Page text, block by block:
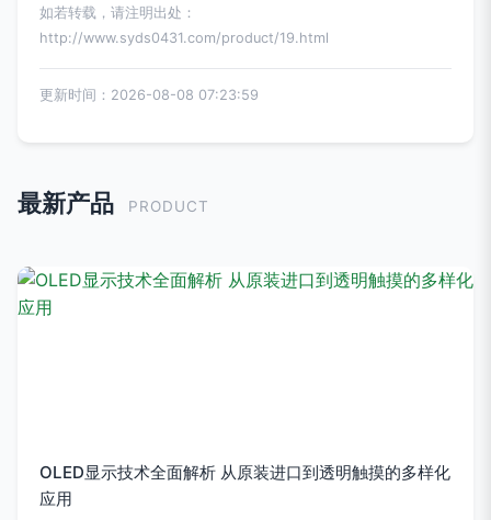
如若转载，请注明出处：
http://www.syds0431.com/product/19.html
更新时间：2026-08-08 07:23:59
最新产品 PRODUCT
OLED显示技术全面解析 从原装进口到透明触摸的多样化
应用